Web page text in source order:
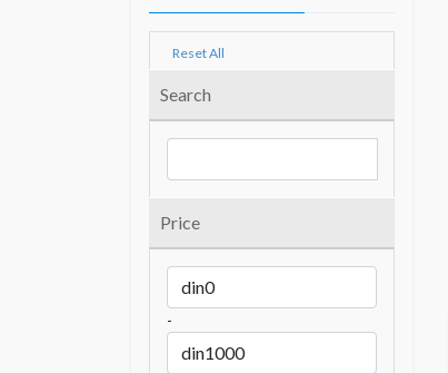
Reset All
Search
Price
-